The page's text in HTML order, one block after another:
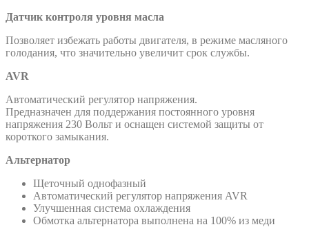
Датчик контроля уровня масла
Позволяет избежать работы двигателя, в режиме масляного
голодания, что значительно увеличит срок службы.
AVR
Автоматический регулятор напряжения.
Предназначен для поддержания постоянного уровня
напряжения 230 Вольт и оснащен системой защиты от
короткого замыкания.
Альтернатор
Щеточный однофазный
Автоматический регулятор напряжения AVR
Улучшенная система охлаждения
Обмотка альтернатора выполнена на 100% из меди